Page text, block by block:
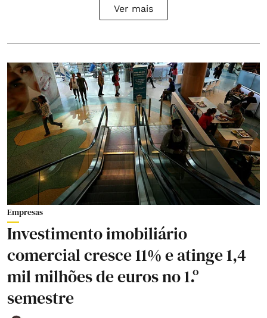
Ver mais
Empresas
Investimento imobiliário
comercial cresce 11% e atinge 1,4
mil milhões de euros no 1.º
semestre